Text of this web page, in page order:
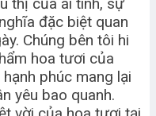
đặc biệt quan
Chúng bên tôi hi
hoa tươi của
phúc mang lại
yêu bao quanh.